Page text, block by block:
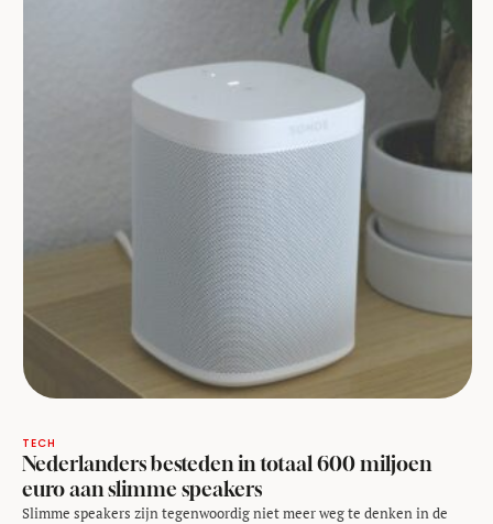
TECH
Nederlanders besteden in totaal 600 miljoen
euro aan slimme speakers
Slimme speakers zijn tegenwoordig niet meer weg te denken in de